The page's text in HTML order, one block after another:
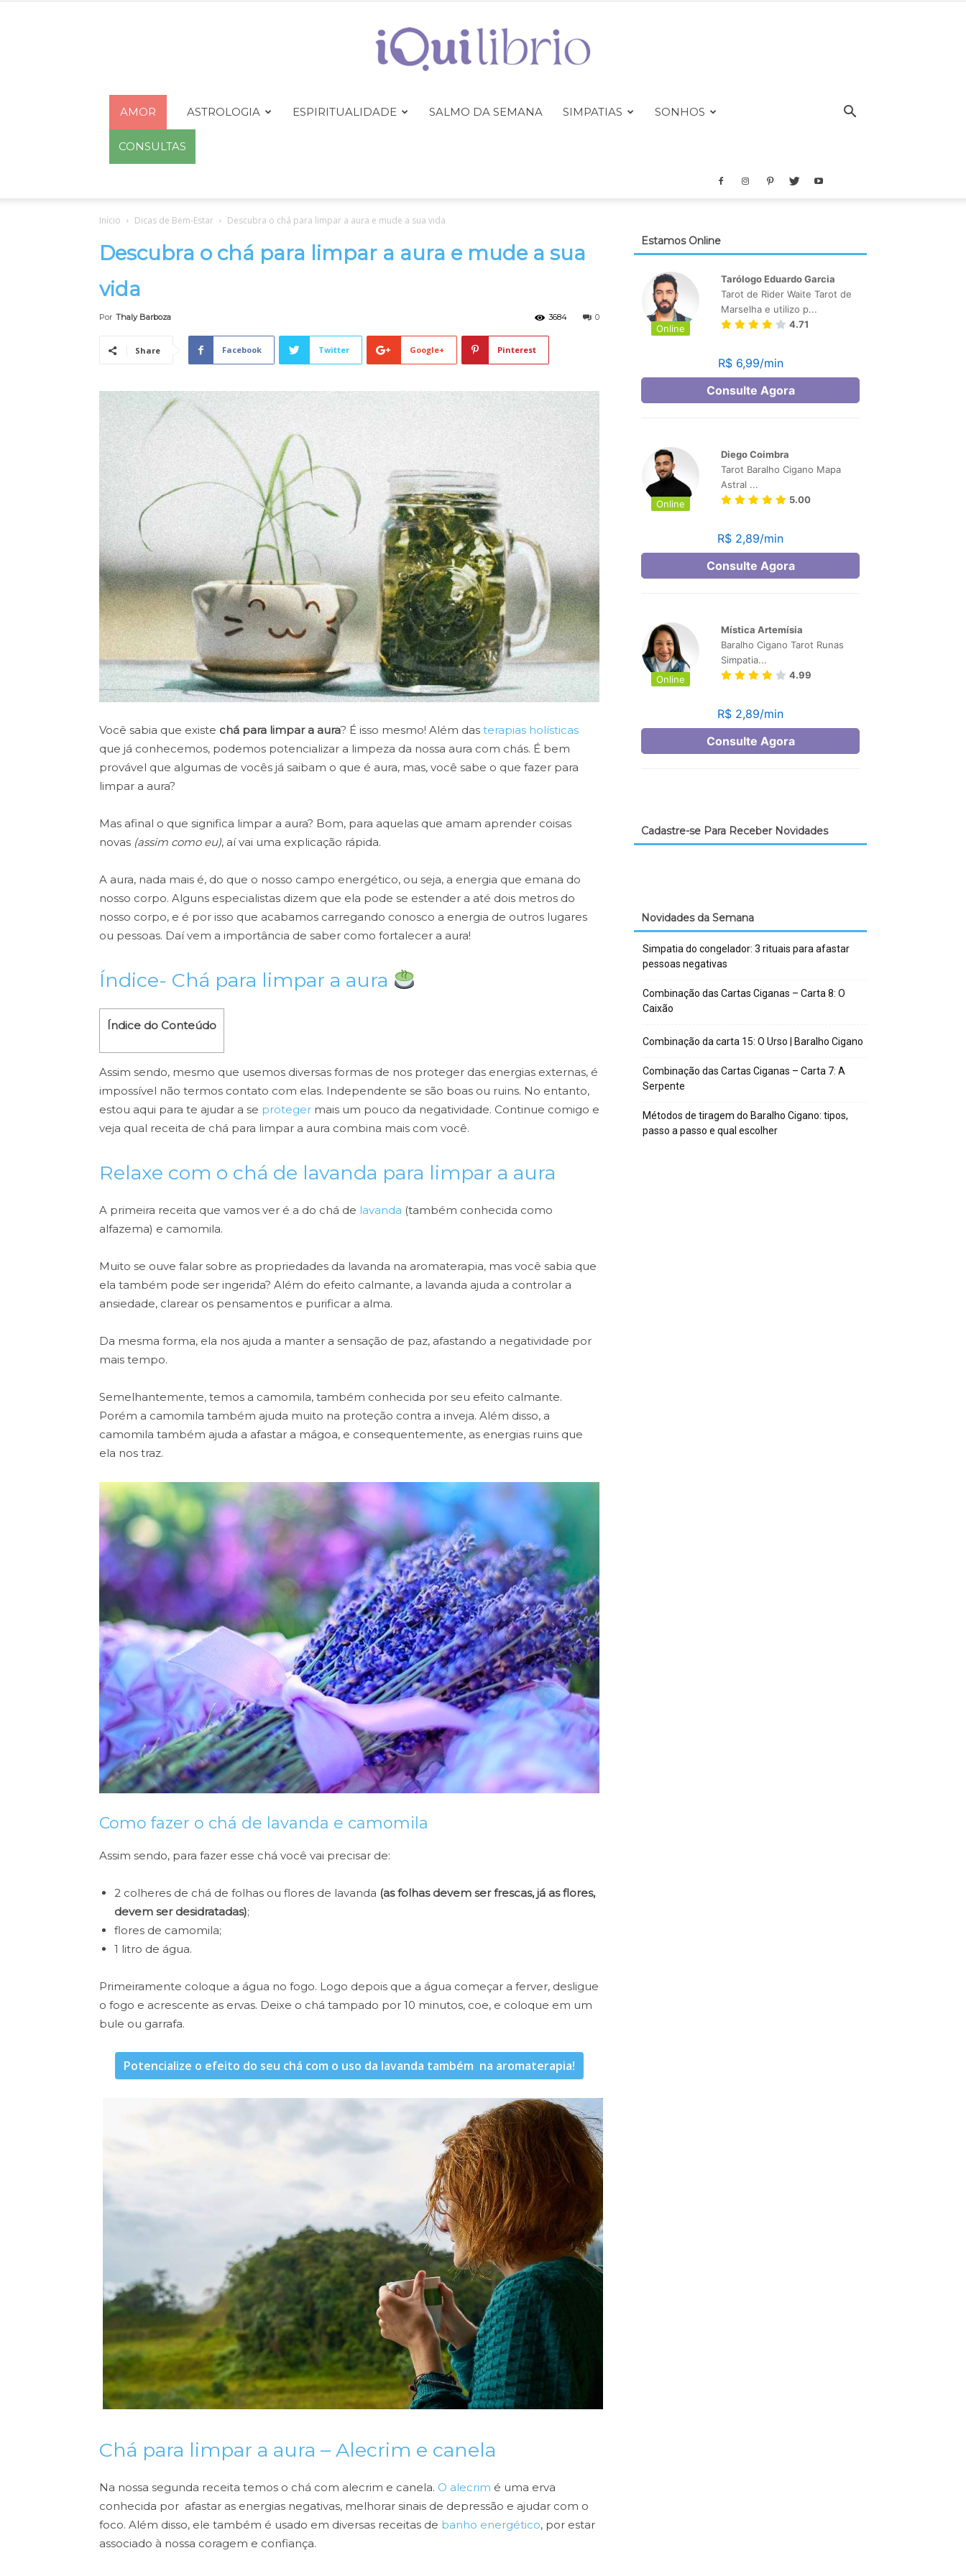
iQuilibrio
AMOR ASTROLOGIA ESPIRITUALIDADE SALMO DA SEMANA SIMPATIAS SONHOS
CONSULTAS
Início Dicas de Bem-Estar Descubra o chá para limpar a aura e mude a sua vida
Descubra o chá para limpar a aura e mude a sua
vida
Por Thaly Barboza 0
3684
Share Facebook Twitter Google+ Pinterest
Você sabia que existe chá para limpar a aura? É isso mesmo! Além das terapias holísticas
que já conhecemos, podemos potencializar a limpeza da nossa aura com chás. É bem
provável que algumas de vocês já saibam o que é aura, mas, você sabe o que fazer para
limpar a aura?
Mas afinal o que significa limpar a aura? Bom, para aquelas que amam aprender coisas
novas (assim como eu), aí vai uma explicação rápida.
A aura, nada mais é, do que o nosso campo energético, ou seja, a energia que emana do
nosso corpo. Alguns especialistas dizem que ela pode se estender a até dois metros do
nosso corpo, e é por isso que acabamos carregando conosco a energia de outros lugares
ou pessoas. Daí vem a importância de saber como fortalecer a aura!
Índice- Chá para limpar a aura
Índice do Conteúdo
Assim sendo, mesmo que usemos diversas formas de nos proteger das energias externas, é
impossível não termos contato com elas. Independente se são boas ou ruins. No entanto,
estou aqui para te ajudar a se proteger mais um pouco da negatividade. Continue comigo e
veja qual receita de chá para limpar a aura combina mais com você.
Relaxe com o chá de lavanda para limpar a aura
A primeira receita que vamos ver é a do chá de lavanda (também conhecida como
alfazema) e camomila.
Muito se ouve falar sobre as propriedades da lavanda na aromaterapia, mas você sabia que
ela também pode ser ingerida? Além do efeito calmante, a lavanda ajuda a controlar a
ansiedade, clarear os pensamentos e purificar a alma.
Da mesma forma, ela nos ajuda a manter a sensação de paz, afastando a negatividade por
mais tempo.
Semelhantemente, temos a camomila, também conhecida por seu efeito calmante.
Porém a camomila também ajuda muito na proteção contra a inveja. Além disso, a
camomila também ajuda a afastar a mágoa, e consequentemente, as energias ruins que
ela nos traz.
Como fazer o chá de lavanda e camomila
Assim sendo, para fazer esse chá você vai precisar de:
2 colheres de chá de folhas ou flores de lavanda (as folhas devem ser frescas, já as flores,
devem ser desidratadas);
flores de camomila;
1 litro de água.
Primeiramente coloque a água no fogo. Logo depois que a água começar a ferver, desligue
o fogo e acrescente as ervas. Deixe o chá tampado por 10 minutos, coe, e coloque em um
bule ou garrafa.
Potencialize o efeito do seu chá com o uso da lavanda também na aromaterapia!
Chá para limpar a aura – Alecrim e canela
Na nossa segunda receita temos o chá com alecrim e canela. O alecrim é uma erva
conhecida por afastar as energias negativas, melhorar sinais de depressão e ajudar com o
foco. Além disso, ele também é usado em diversas receitas de banho energético, por estar
associado à nossa coragem e confiança.
Estamos Online
Cadastre-se Para Receber Novidades
Novidades da Semana
Simpatia do congelador: 3 rituais para afastar
pessoas negativas
Combinação das Cartas Ciganas – Carta 8: O
Caixão
Combinação da carta 15: O Urso | Baralho Cigano
Combinação das Cartas Ciganas – Carta 7: A
Serpente
Métodos de tiragem do Baralho Cigano: tipos,
passo a passo e qual escolher